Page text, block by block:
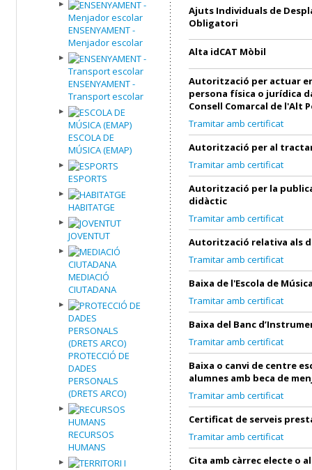
ENSENYAMENT -
Menjador escolar
ENSENYAMENT -
Transport escolar
ESCOLA DE
MÚSICA (EMAP)
ESPORTS
HABITATGE
JOVENTUT
MEDIACIÓ
CIUTADANA
PROTECCIÓ DE
DADES
PERSONALS
(DRETS ARCO)
RECURSOS
HUMANS
Ajuts Individuals de
Obligatori
Alta idCAT Mòbil
Autorització per actuar
persona física o jurídica
Consell Comarcal de l'Alt
Tramitar amb certificat
Autorització per al
Tramitar amb certificat
Autorització per la
didàctic
Tramitar amb certificat
Autorització relativa als
Tramitar amb certificat
Baixa de l'Escola de
Tramitar amb certificat
Baixa del Banc
Tramitar amb certificat
Baixa o canvi de centre
alumnes amb beca de
Tramitar amb certificat
Certificat de serveis
Tramitar amb certificat
Cita amb càrrec electe o